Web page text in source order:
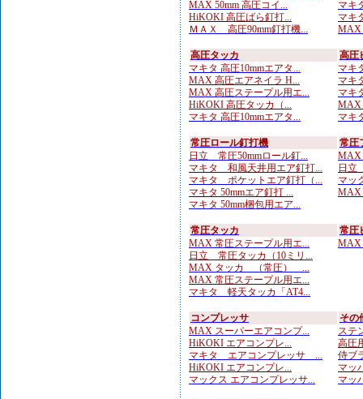
MAX 50mm 高圧コイ...
HiKOKI 高圧ばら釘打...
ＭＡＸ 高圧90mm釘打機...
マキ
マキ
MAX
高圧タッカ
マキタ 高圧10mmエアタ...
MAX 高圧エアネイラ H...
MAX 高圧ステープル用エ...
HiKOKI 高圧タッカ（...
マキタ 高圧10mmエアタ...
高圧
マキ
マキ
マキ
MAX
マキ
常圧ロール釘打機
日立 常圧50mmロール釘...
マキタ 和風天井用エア釘打...
マキタ ポケットエア釘打（...
マキタ 50mmエア釘打 ...
マキタ 50mm梱包用エア...
常圧
MAX
日立
マッ
MAX
常圧タッカ
MAX 常圧ステープル用エ...
日立 常圧タッカ（10ミリ...
MAX タッカ （常圧） ...
MAX 常圧ステープル用エ...
マキタ 軽天タッカ「AT4...
常圧
MAX
コンプレッサ
MAX スーパーエアコンプ...
HiKOKI エアコンプレ...
マキタ エアコンプレッサ ...
HiKOKI エアコンプレ...
マックス エアコンプレッサ...
その
ステ
高圧
侍ブ
マッ
マッ